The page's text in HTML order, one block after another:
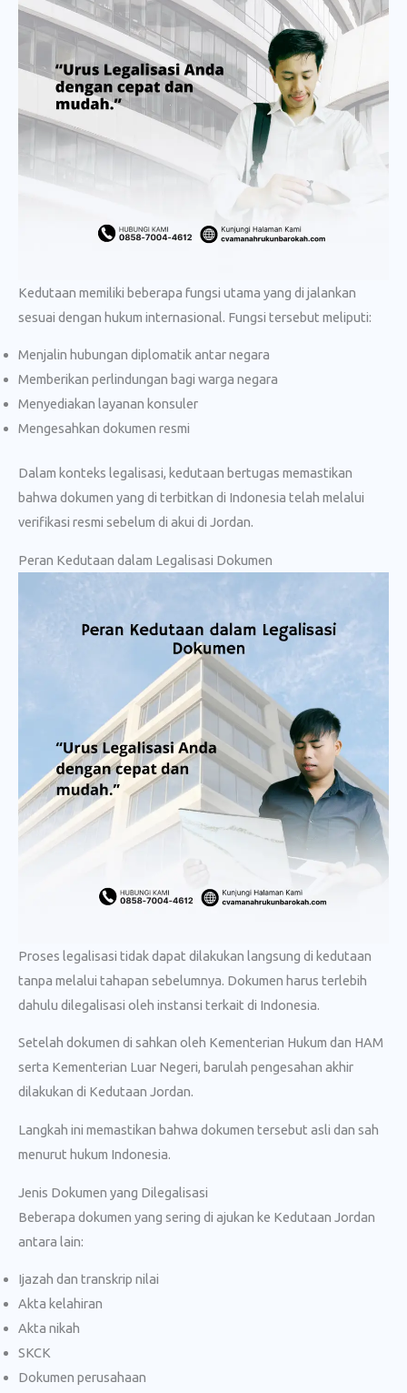
Kedutaan memiliki beberapa fungsi utama yang di jalankan
sesuai dengan hukum internasional. Fungsi tersebut meliputi:
Menjalin hubungan diplomatik antar negara
Memberikan perlindungan bagi warga negara
Menyediakan layanan konsuler
Mengesahkan dokumen resmi
Dalam konteks legalisasi, kedutaan bertugas memastikan
bahwa dokumen yang di terbitkan di Indonesia telah melalui
verifikasi resmi sebelum di akui di Jordan.
Peran Kedutaan dalam Legalisasi Dokumen
Proses legalisasi tidak dapat dilakukan langsung di kedutaan
tanpa melalui tahapan sebelumnya. Dokumen harus terlebih
dahulu dilegalisasi oleh instansi terkait di Indonesia.
Setelah dokumen di sahkan oleh Kementerian Hukum dan HAM
serta Kementerian Luar Negeri, barulah pengesahan akhir
dilakukan di Kedutaan Jordan.
Langkah ini memastikan bahwa dokumen tersebut asli dan sah
menurut hukum Indonesia.
Jenis Dokumen yang Dilegalisasi
Beberapa dokumen yang sering di ajukan ke Kedutaan Jordan
antara lain:
Ijazah dan transkrip nilai
Akta kelahiran
Akta nikah
SKCK
Dokumen perusahaan